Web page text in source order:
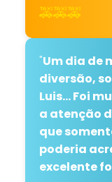
🚕🚕🚕
"Um dia de
diversão,
Luis... Foi
a atenção
que
poderia
excelente